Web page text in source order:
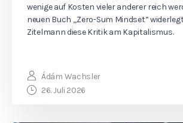
wenige auf Kosten vieler anderer reich
neuen Buch „Zero-Sum Mindset”
Zitelmann diese Kritik am Kapitalismus.
Ádám Wachsler
26. Juli 2026